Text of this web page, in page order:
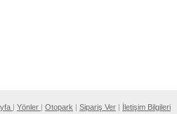
| Yönler | Otopark | Sipariş Ver | İletişim Bilgileri